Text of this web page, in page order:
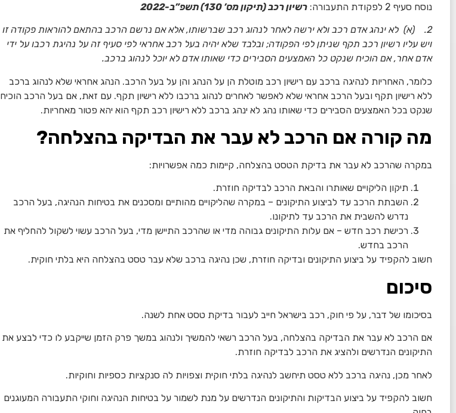
נוסח סעיף 2 לפקודת התעבורה: רשיון רכב (תיקון מס’ 130) תשפ”ב-2022
2. (א) לא ינהג אדם רכב ולא ירשה לאחר לנהוג רכב שברשותו, אלא אם נרשם הרכב בהתאם להוראות פקודה זו
ויש עליו רשיון רכב תקף שניתן לפי הפקודה; ובלבד שלא יהיה בעל רכב אחראי לפי סעיף זה על נהיגת רכבו על ידי
אדם אחר, אם הוכיח שנקט כל האמצעים הסבירים כדי שאותו אדם לא יוכל לנהוג ברכב.
כלומר, האחריות לנהיגה ברכב עם רישיון רכב מוטלת הן על הנהג והן על בעל הרכב. הנהג אחראי שלא לנהוג ברכב
ללא רישיון תקף ובעל הרכב אחראי שלא לאפשר לאחרים לנהוג ברכבו ללא רישיון תקף. עם זאת, אם בעל הרכב הוכיח
שנקט בכל האמצעים הסבירים כדי שאותו נהג לא ינהג ברכב ללא רישיון רכב תקף הוא יהא פטור מאחריות.
מה קורה אם הרכב לא עבר את הבדיקה בהצלחה?
במקרה שהרכב לא עבר את בדיקת הטסט בהצלחה, קיימות כמה אפשרויות:
תיקון הליקויים שאותרו והבאת הרכב לבדיקה חוזרת.
השבתת הרכב עד לביצוע התיקונים – במקרה שהליקויים מהותיים ומסכנים את בטיחות הנהיגה, בעל הרכב
נדרש להשבית את הרכב עד לתיקונו.
רכישת רכב חדש – אם עלות התיקונים גבוהה מדי או שהרכב התיישן מדי, בעל הרכב עשוי לשקול להחליף את
הרכב בחדש.
חשוב להקפיד על ביצוע התיקונים ובדיקה חוזרת, שכן נהיגה ברכב שלא עבר טסט בהצלחה היא בלתי חוקית.
סיכום
בסיכומו של דבר, על פי חוק, רכב בישראל חייב לעבור בדיקת טסט אחת לשנה.
אם הרכב לא עבר את הבדיקה בהצלחה, בעל הרכב רשאי להמשיך ולנהוג במשך פרק הזמן שייקבע לו כדי לבצע את
התיקונים הנדרשים ולהציג את הרכב לבדיקה חוזרת.
לאחר מכן, נהיגה ברכב ללא טסט תיחשב לנהיגה בלתי חוקית וצפויות לה סנקציות כספיות וחוקיות.
חשוב להקפיד על ביצוע הבדיקות והתיקונים הנדרשים על מנת לשמור על בטיחות הנהיגה וחוקי התעבורה המעוגנים